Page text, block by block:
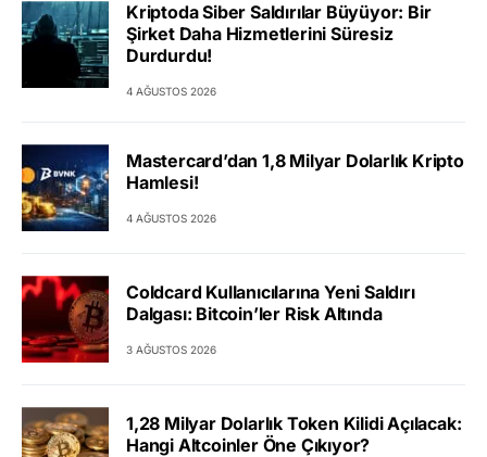
Kriptoda Siber Saldırılar Büyüyor: Bir
Şirket Daha Hizmetlerini Süresiz
Durdurdu!
4 AĞUSTOS 2026
Mastercard’dan 1,8 Milyar Dolarlık Kripto
Hamlesi!
4 AĞUSTOS 2026
Coldcard Kullanıcılarına Yeni Saldırı
Dalgası: Bitcoin’ler Risk Altında
3 AĞUSTOS 2026
1,28 Milyar Dolarlık Token Kilidi Açılacak:
Hangi Altcoinler Öne Çıkıyor?